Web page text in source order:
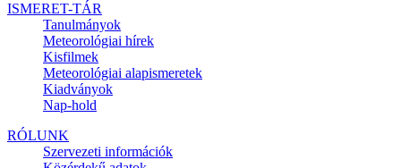
ISMERET-TÁR
Tanulmányok
Meteorológiai hírek
Kisfilmek
Meteorológiai alapismeretek
Kiadványok
Nap-hold
RÓLUNK
Szervezeti információk